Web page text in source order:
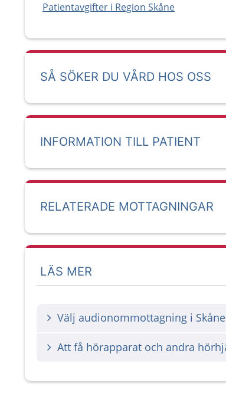
Patientavgifter i Region Skåne
SÅ SÖKER DU VÅRD HOS OSS
INFORMATION TILL PATIENT
RELATERADE MOTTAGNINGAR
LÄS MER
Välj audionommottagning i Skåne